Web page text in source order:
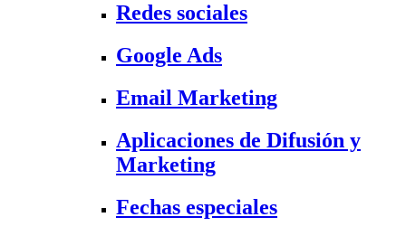
Redes sociales
Google Ads
Email Marketing
Aplicaciones de Difusión y
Marketing
Fechas especiales